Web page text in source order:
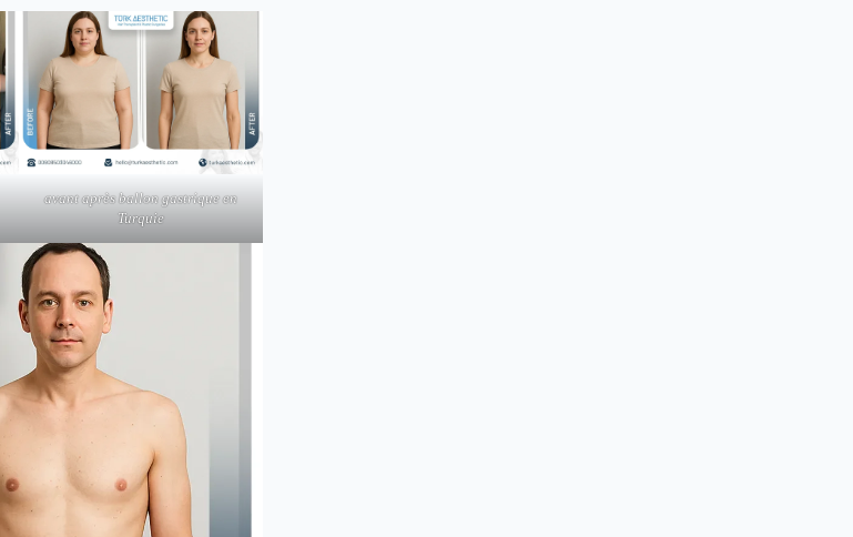
avant après ballon gastrique en
Turquie